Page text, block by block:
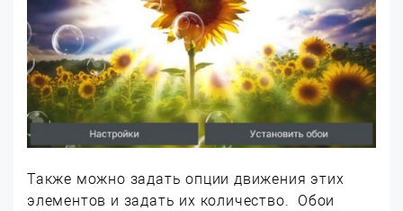
Также можно задать опции движения этих
элементов и задать их количество. Обои